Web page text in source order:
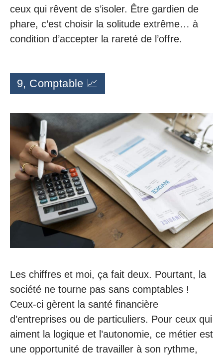
ceux qui rêvent de s’isoler. Être gardien de
phare, c’est choisir la solitude extrême… à
condition d’accepter la rareté de l’offre.
9, Comptable 📈
Les chiffres et moi, ça fait deux. Pourtant, la
société ne tourne pas sans comptables !
Ceux-ci gèrent la santé financière
d’entreprises ou de particuliers. Pour ceux qui
aiment la logique et l’autonomie, ce métier est
une opportunité de travailler à son rythme,